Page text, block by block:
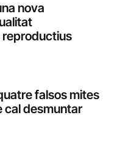
nova
reproductius
falsos mites
cal desmuntar